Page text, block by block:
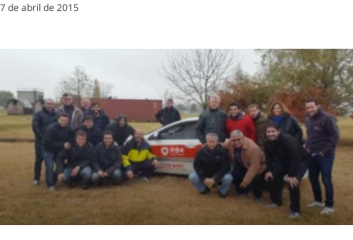
7 de abril de 2015